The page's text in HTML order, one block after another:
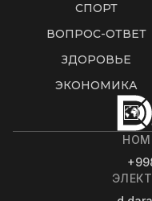
СПОРТ
ВОПРОС-ОТВЕТ
ЗДОРОВЬЕ
ЭКОНОМИКА